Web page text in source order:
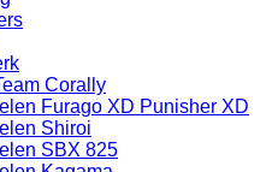
Corally
Furago XD Punisher XD
Shiroi
SBX 825